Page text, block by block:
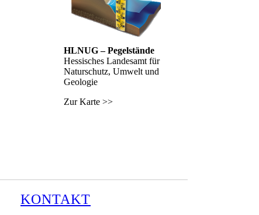
HLNUG – Pegelstände
Hessisches Landesamt für
Naturschutz, Umwelt und
Geologie
Zur Karte >>
KONTAKT